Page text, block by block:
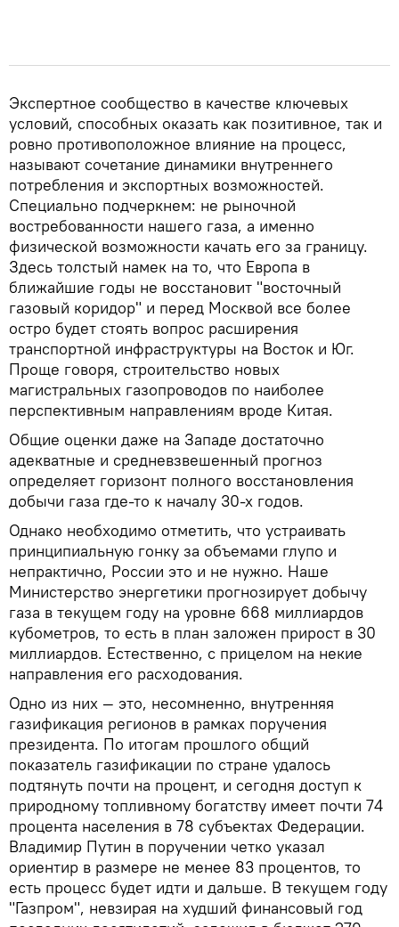
Экспертное сообщество в качестве ключевых
условий, способных оказать как позитивное, так и
ровно противоположное влияние на процесс,
называют сочетание динамики внутреннего
потребления и экспортных возможностей.
Специально подчеркнем: не рыночной
востребованности нашего газа, а именно
физической возможности качать его за границу.
Здесь толстый намек на то, что Европа в
ближайшие годы не восстановит "восточный
газовый коридор" и перед Москвой все более
остро будет стоять вопрос расширения
транспортной инфраструктуры на Восток и Юг.
Проще говоря, строительство новых
магистральных газопроводов по наиболее
перспективным направлениям вроде Китая.
Общие оценки даже на Западе достаточно
адекватные и средневзвешенный прогноз
определяет горизонт полного восстановления
добычи газа где-то к началу 30-х годов.
Однако необходимо отметить, что устраивать
принципиальную гонку за объемами глупо и
непрактично, России это и не нужно. Наше
Министерство энергетики прогнозирует добычу
газа в текущем году на уровне 668 миллиардов
кубометров, то есть в план заложен прирост в 30
миллиардов. Естественно, с прицелом на некие
направления его расходования.
Одно из них — это, несомненно, внутренняя
газификация регионов в рамках поручения
президента. По итогам прошлого общий
показатель газификации по стране удалось
подтянуть почти на процент, и сегодня доступ к
природному топливному богатству имеет почти 74
процента населения в 78 субъектах Федерации.
Владимир Путин в поручении четко указал
ориентир в размере не менее 83 процентов, то
есть процесс будет идти и дальше. В текущем году
"Газпром", невзирая на худший финансовый год